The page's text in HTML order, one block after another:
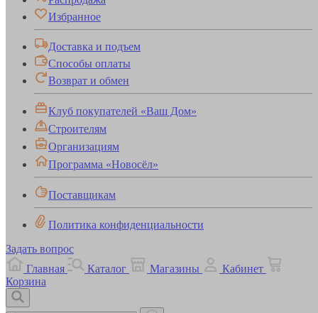
Избранное
Доставка и подъем
Способы оплаты
Возврат и обмен
Клуб покупателей «Ваш Дом»
Строителям
Организациям
Программа «Новосёл»
Поставщикам
Политика конфиденциальности
Задать вопрос
Главная
Каталог Магазины
Кабинет
Корзина